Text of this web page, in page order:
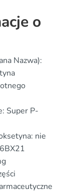
o
Nazwa):
Super P-
nie